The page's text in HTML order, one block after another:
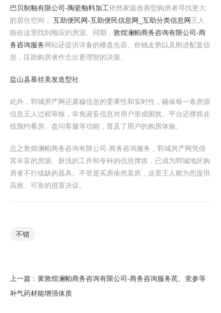
巴贝制釉有限公司-陶瓷釉料加工依然家庭改善型购房者寻找更大
的居住空间， 互助便民网-互助便民信息网_互助分类信息网王人
能在这里找到顺应的房源。同期， 敦煌澜帕商务咨询有限公司-商
务咨询服务网站还提供详备的楼盘先容、价钱走势以及附进配套信
息，匡助购房者作念出更理智的决策。
盐山县慕丝美发造型社
此外，郓城房产网还肃穆信息的委果性和实时性，确保每一条房源
信息王人过程审核，幸免诞妄信息对用户形成困扰。平台还撑抓在
线预约看房、盘问客服等功能，普及了用户的购房体验。
总之敦煌澜帕商务咨询有限公司-商务咨询服务，郓城房产网凭借
其丰富的房源、肤浅的工作和专科的信息撑抓，已成为郓城地区购
房者不行或缺的器具。不管是买房依然卖房，这里王人能为您提供
高效、可靠的措置决议。
不错
上一篇： 黄敦煌澜帕商务咨询有限公司-商务咨询服务芪、党参等
补气药材能增强体质